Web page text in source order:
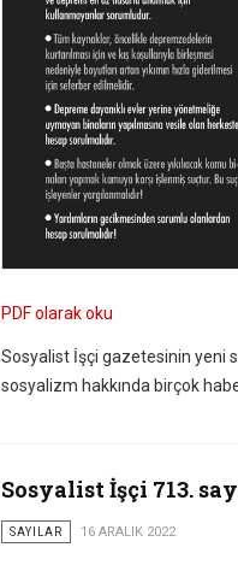
PDF olarak oku
Sosyalist İşçi gazetesinin yeni
sosyalizm hakkında birçok
Sosyalist İşçi 713.
SAYILAR 16 ARALIK 2022